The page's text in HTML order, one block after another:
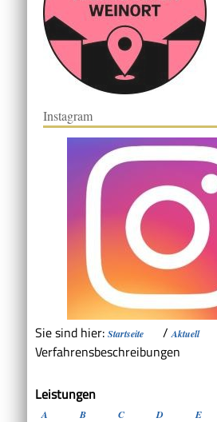
Instagram
Sie sind hier: Startseite /Aktuell
Verfahrensbeschreibungen
Leistungen
A B C D E